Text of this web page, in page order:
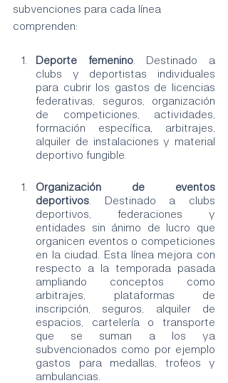
subvenciones para cada línea
comprenden:
Deporte femenino. Destinado a
clubs y deportistas individuales
para cubrir los gastos de licencias
federativas, seguros, organización
de competiciones, actividades,
formación específica, arbitrajes,
alquiler de instalaciones y material
deportivo fungible.
Organización de eventos
deportivos . Destinado a clubs
deportivos, federaciones y
entidades sin ánimo de lucro que
organicen eventos o competiciones
en la ciudad. Esta línea mejora con
respecto a la temporada pasada
ampliando conceptos como
arbitrajes, plataformas de
inscripción, seguros, alquiler de
espacios, cartelería o transporte
que se suman a los ya
subvencionados como por ejemplo
gastos para medallas, trofeos y
ambulancias.